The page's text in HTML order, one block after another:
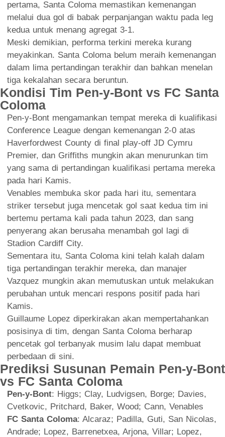
pertama, Santa Coloma memastikan kemenangan
melalui dua gol di babak perpanjangan waktu pada leg
kedua untuk menang agregat 3-1.
Meski demikian, performa terkini mereka kurang
meyakinkan. Santa Coloma belum meraih kemenangan
dalam lima pertandingan terakhir dan bahkan menelan
tiga kekalahan secara beruntun.
Kondisi Tim Pen-y-Bont vs FC Santa
Coloma
Pen-y-Bont mengamankan tempat mereka di kualifikasi
Conference League dengan kemenangan 2-0 atas
Haverfordwest County di final play-off JD Cymru
Premier, dan Griffiths mungkin akan menurunkan tim
yang sama di pertandingan kualifikasi pertama mereka
pada hari Kamis.
Venables membuka skor pada hari itu, sementara
striker tersebut juga mencetak gol saat kedua tim ini
bertemu pertama kali pada tahun 2023, dan sang
penyerang akan berusaha menambah gol lagi di
Stadion Cardiff City.
Sementara itu, Santa Coloma kini telah kalah dalam
tiga pertandingan terakhir mereka, dan manajer
Vazquez mungkin akan memutuskan untuk melakukan
perubahan untuk mencari respons positif pada hari
Kamis.
Guillaume Lopez diperkirakan akan mempertahankan
posisinya di tim, dengan Santa Coloma berharap
pencetak gol terbanyak musim lalu dapat membuat
perbedaan di sini.
Prediksi Susunan Pemain Pen-y-Bont
vs FC Santa Coloma
Pen-y-Bont: Higgs; Clay, Ludvigsen, Borge; Davies,
Cvetkovic, Pritchard, Baker, Wood; Cann, Venables
FC Santa Coloma: Alcaraz; Padilla, Guti, San Nicolas,
Andrade; Lopez, Barrenetxea, Arjona, Villar; Lopez,